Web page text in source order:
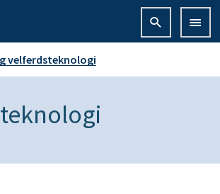
velferdsteknologi